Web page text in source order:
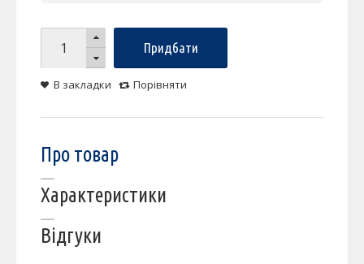
Придбати
В закладки Порівняти
Про товар
Характеристики
Відгуки